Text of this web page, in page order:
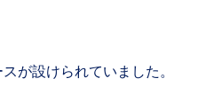
が設けられていました。